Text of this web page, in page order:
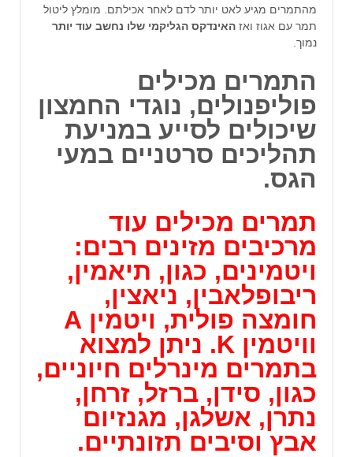
מהתמרים מגיע לאט יותר לדם לאחר אכילתם. מומלץ ליטול
תמר עם אגוז ואז האינדקס הגליקמי שלו נחשב עוד יותר
נמוך.
התמרים מכילים
פוליפנולים, נוגדי החמצון
שיכולים לסייע במניעת
תהליכים סרטניים במעי
הגס.
תמרים מכילים עוד
מרכיבים מזינים רבים:
ויטמינים, כגון, תיאמין,
ריבופלאבין, ניאצין,
חומצה פולית, ויטמין A
וויטמין K. ניתן למצוא
בתמרים מינרלים חיוניים,
כגון, סידן, ברזל, זרחן,
נתרן, אשלגן, מגנזיום
אבץ וסיבים תזונתיים.